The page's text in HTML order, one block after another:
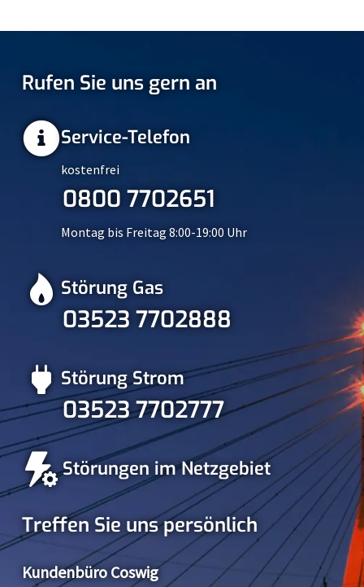
Rufen Sie uns gern an
Service-Telefon
kostenfrei
0800 7702651
Montag bis Freitag 8:00-19:00 Uhr
Störung Gas
03523 7702888
Störung Strom
03523 7702777
Störungen im Netzgebiet
Treffen Sie uns persönlich
Kundenbüro Coswig